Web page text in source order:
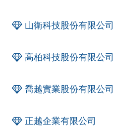
山衛科技股份有限公司
高柏科技股份有限公司
喬越實業股份有限公司
正越企業有限公司